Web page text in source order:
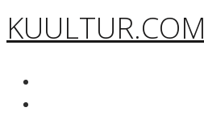
KUULTUR.COM